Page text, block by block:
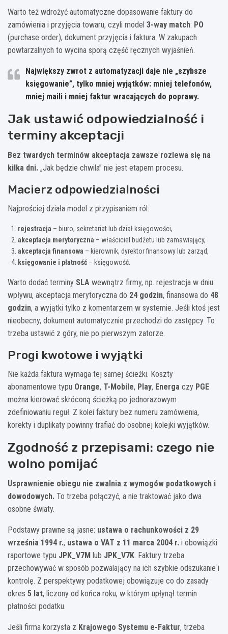
Warto też wdrożyć automatyczne dopasowanie faktury do
zamówienia i przyjęcia towaru, czyli model 3-way match: PO
(purchase order), dokument przyjęcia i faktura. W zakupach
powtarzalnych to wycina sporą część ręcznych wyjaśnień.
Największy zwrot z automatyzacji daje nie „szybsze
księgowanie”, tylko mniej wyjątków: mniej telefonów,
mniej maili i mniej faktur wracających do poprawy.
Jak ustawić odpowiedzialność i
terminy akceptacji
Bez twardych terminów akceptacja zawsze rozlewa się na
kilka dni. „Jak będzie chwila” nie jest etapem procesu.
Macierz odpowiedzialności
Najprościej działa model z przypisaniem ról:
rejestracja – biuro, sekretariat lub dział księgowości,
akceptacja merytoryczna – właściciel budżetu lub zamawiający,
akceptacja finansowa – kierownik, dyrektor finansowy lub zarząd,
księgowanie i płatność – księgowość.
Warto dodać terminy SLA wewnątrz firmy, np. rejestracja w dniu
wpływu, akceptacja merytoryczna do 24 godzin, finansowa do 48
godzin, a wyjątki tylko z komentarzem w systemie. Jeśli ktoś jest
nieobecny, dokument automatycznie przechodzi do zastępcy. To
trzeba ustawić z góry, nie po pierwszym zatorze.
Progi kwotowe i wyjątki
Nie każda faktura wymaga tej samej ścieżki. Koszty
abonamentowe typu Orange, T-Mobile, Play, Energa czy PGE
można kierować skróconą ścieżką po jednorazowym
zdefiniowaniu reguł. Z kolei faktury bez numeru zamówienia,
korekty i duplikaty powinny trafiać do osobnej kolejki wyjątków.
Zgodność z przepisami: czego nie
wolno pomijać
Usprawnienie obiegu nie zwalnia z wymogów podatkowych i
dowodowych. To trzeba połączyć, a nie traktować jako dwa
osobne światy.
Podstawy prawne są jasne: ustawa o rachunkowości z 29
września 1994 r., ustawa o VAT z 11 marca 2004 r. i obowiązki
raportowe typu JPK_V7M lub JPK_V7K. Faktury trzeba
przechowywać w sposób pozwalający na ich szybkie odszukanie i
kontrolę. Z perspektywy podatkowej obowiązuje co do zasady
okres 5 lat, liczony od końca roku, w którym upłynął termin
płatności podatku.
Jeśli firma korzysta z Krajowego Systemu e-Faktur, trzeba